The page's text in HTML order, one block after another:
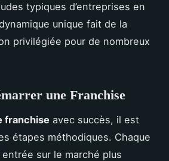
typiques d’entreprises en
unique fait de la
privilégiée pour de nombreux
une Franchise
franchise avec succès, il est
étapes méthodiques. Chaque
sur le marché plus